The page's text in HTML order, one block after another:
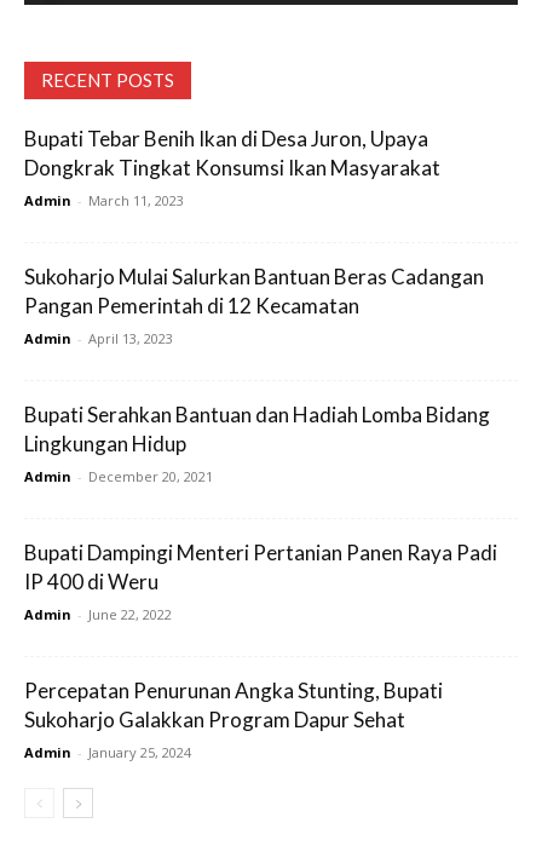
RECENT POSTS
Bupati Tebar Benih Ikan di Desa Juron, Upaya
Dongkrak Tingkat Konsumsi Ikan Masyarakat
Admin - March 11, 2023
Sukoharjo Mulai Salurkan Bantuan Beras Cadangan
Pangan Pemerintah di 12 Kecamatan
Admin - April 13, 2023
Bupati Serahkan Bantuan dan Hadiah Lomba Bidang
Lingkungan Hidup
Admin - December 20, 2021
Bupati Dampingi Menteri Pertanian Panen Raya Padi
IP 400 di Weru
Admin - June 22, 2022
Percepatan Penurunan Angka Stunting, Bupati
Sukoharjo Galakkan Program Dapur Sehat
Admin - January 25, 2024